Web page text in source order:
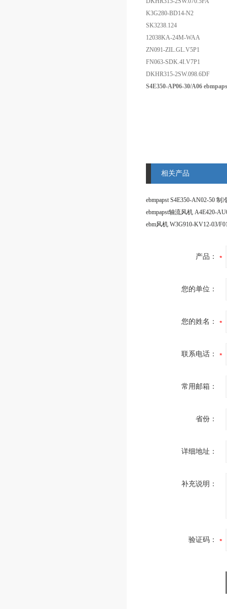
K3G280-BD14-N2
SK3238.124
12038KA-24M-WAA
ZN091-ZIL.GL.V5P1
FN063-SDK.4I.V7P1
DKHR315-2SW.098.6DF
S4E350-AP06-30/A06
相关产品
ebmpapst轴流风机 A4E420-
产品：
您的单位：
您的姓名：
联系电话：
常用邮箱：
省份：
详细地址：
补充说明：
验证码：